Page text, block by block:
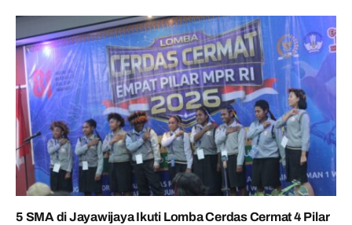
5 SMA di Jayawijaya Ikuti Lomba Cerdas Cermat 4 Pilar